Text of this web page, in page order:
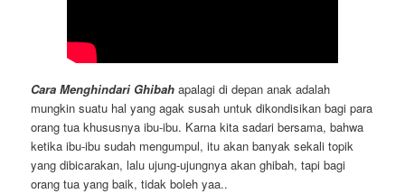
Cara Menghindari Ghibah apalagi di depan anak adalah
mungkin suatu hal yang agak susah untuk dikondisikan bagi para
orang tua khususnya ibu-ibu. Karna kita sadari bersama, bahwa
ketika ibu-ibu sudah mengumpul, itu akan banyak sekali topik
yang dibicarakan, lalu ujung-ujungnya akan ghibah, tapi bagi
orang tua yang baik, tidak boleh yaa..